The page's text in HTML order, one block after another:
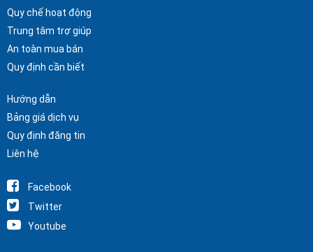
Quy chế hoạt động
Trung tâm trợ giúp
An toàn mua bán
Quy định cần biết
Hướng dẫn
Bảng giá dịch vụ
Quy định đăng tin
Liên hệ
Facebook
Twitter
Youtube